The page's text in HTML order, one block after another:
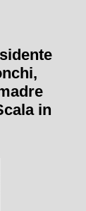
in
diretta